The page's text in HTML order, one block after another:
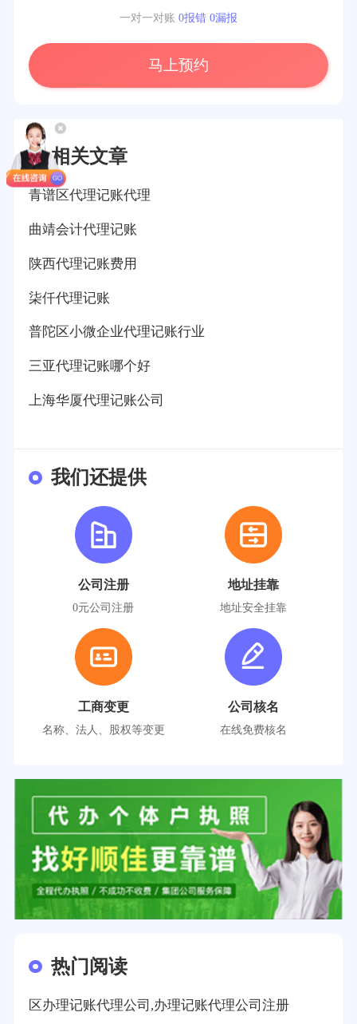
一对一对账 0报错 0漏报
马上预约
相关文章
青谱区代理记账代理
曲靖会计代理记账
陕西代理记账费用
柒仟代理记账
普陀区小微企业代理记账行业
三亚代理记账哪个好
上海华厦代理记账公司
我们还提供
公司注册
0元公司注册
地址挂靠
地址安全挂靠
工商变更
名称、法人、股权等变更
公司核名
在线免费核名
热门阅读
区办理记账代理公司,办理记账代理公司注册